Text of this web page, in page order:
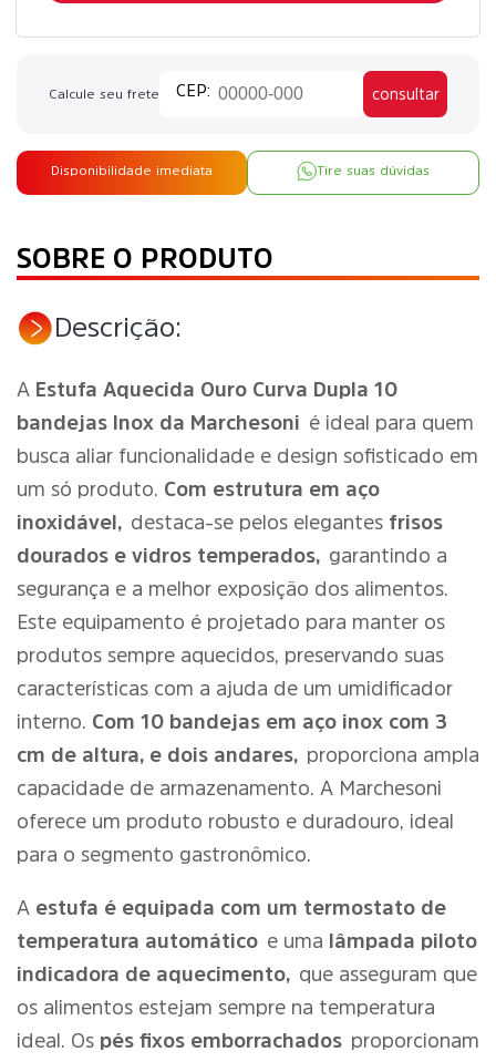
Calcule seu frete consultar
Disponibilidade imediata Tire suas dúvidas
SOBRE O PRODUTO
Descrição:
A Estufa Aquecida Ouro Curva Dupla 10
bandejas Inox da Marchesoni é ideal para quem
busca aliar funcionalidade e design sofisticado em
um só produto. Com estrutura em aço
inoxidável, destaca-se pelos elegantes frisos
dourados e vidros temperados, garantindo a
segurança e a melhor exposição dos alimentos.
Este equipamento é projetado para manter os
produtos sempre aquecidos, preservando suas
características com a ajuda de um umidificador
interno. Com 10 bandejas em aço inox com 3
cm de altura, e dois andares, proporciona ampla
capacidade de armazenamento. A Marchesoni
oferece um produto robusto e duradouro, ideal
para o segmento gastronômico.
A estufa é equipada com um termostato de
temperatura automático e uma
lâmpada piloto
indicadora de aquecimento, que asseguram que
os alimentos estejam sempre na temperatura
ideal. Os pés fixos emborrachados proporcionam